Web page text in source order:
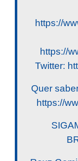
https://
https://
Twitter:
Quer
https://